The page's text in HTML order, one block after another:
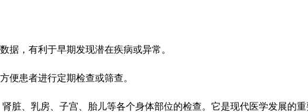
据，有利于早期发现潜在疾病或异常。
便患者进行定期检查或筛查。
脏、乳房、子宫、胎儿等各个身体部位的检查。它是现代医学发展的